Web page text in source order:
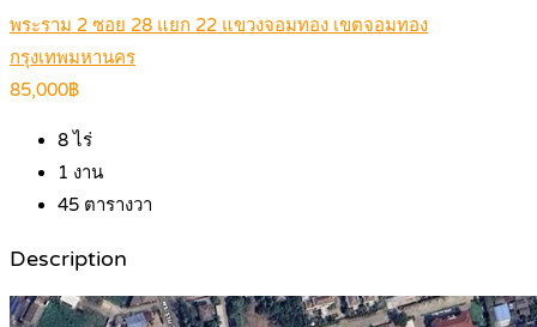
พระราม 2 ซอย 28 แยก 22 แขวงจอมทอง เขตจอมทอง
กรุงเทพมหานคร
85,000฿
8ไร่
1 งาน
45 ตารางวา
Description